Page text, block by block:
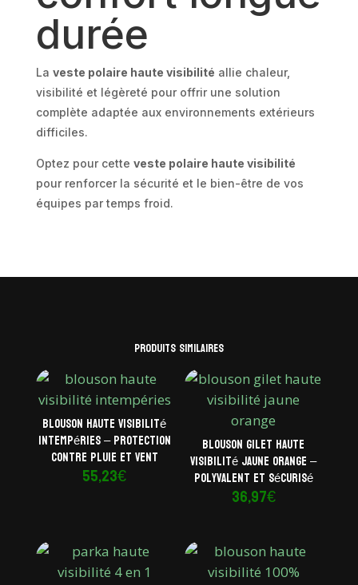
durée
La veste polaire haute visibilité allie chaleur,
visibilité et légèreté pour offrir une solution
complète adaptée aux environnements extérieurs
difficiles.
Optez pour cette veste polaire haute visibilité
pour renforcer la sécurité et le bien-être de vos
équipes par temps froid.
Produits similaires
Blouson haute visibilité
intempéries – Protection
contre pluie et vent
55,23€
Blouson gilet haute
visibilité jaune orange –
Polyvalent et sécurisé
36,97€